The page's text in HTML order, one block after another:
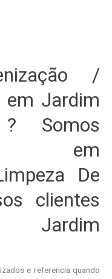
/
em Jardim
Somos
em
De
clientes
Jardim
e referencia quando